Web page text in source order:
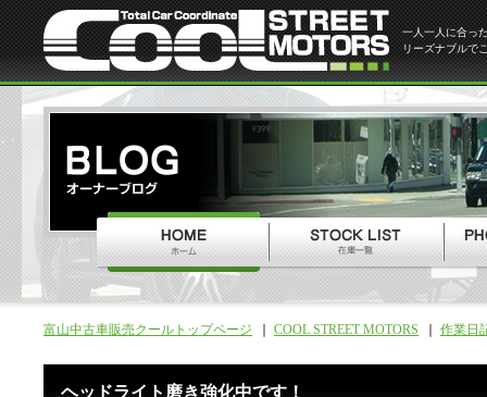
一人一人に合っ
リーズナブルで
富山中古車販売クールトップページ COOL STREET MOTORS 作業日
ヘッドライト磨き強化中です！